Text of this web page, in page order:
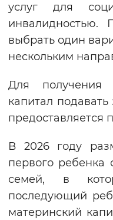
услуг для
инвалидностью.
выбрать один
нескольким
Для получения
капитал
предоставляется
В 2026 году
первого ребенка
семей, в
последующий
материнский